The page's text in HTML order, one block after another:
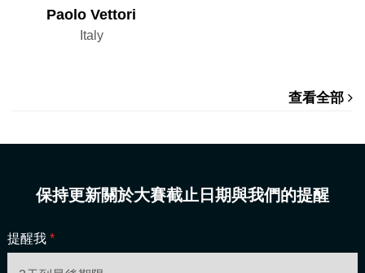
Paolo Vettori
Italy
查看全部
保持更新關於大賽截止日期與我們的提醒
提醒我 *